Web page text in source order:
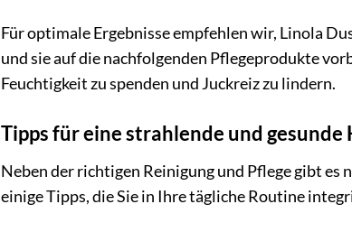
Für optimale Ergebnisse empfehlen wir, Linola
und sie auf die nachfolgenden Pflegeprodukte
Feuchtigkeit zu spenden und Juckreiz zu lindern.
Tipps für eine strahlende und gesunde
Neben der richtigen Reinigung und Pflege gibt
einige Tipps, die Sie in Ihre tägliche Routine